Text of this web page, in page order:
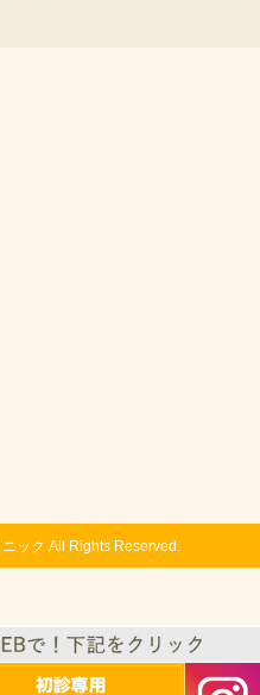
ック All Rights Reserved.